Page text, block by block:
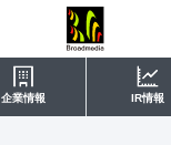
企業情報 IR情報